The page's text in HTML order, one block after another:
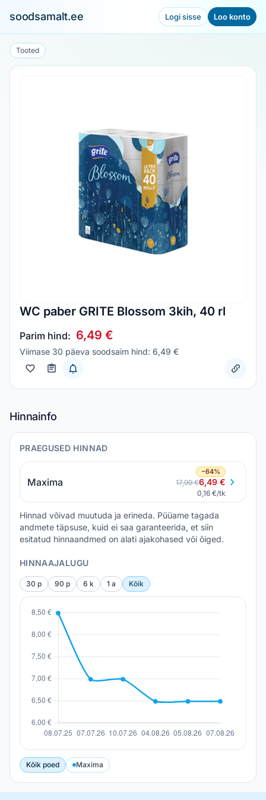
soodsamalt.ee Logi sisse Loo konto
Tooted
WC paber GRITE Blossom 3kih, 40 rl
Parim hind: 6,49 €
Viimase 30 päeva soodsaim hind: 6,49 €
Hinnainfo
PRAEGUSED HINNAD
Maxima
−64%
17,99 €6,49 €
0,16 €/tk
Hinnad võivad muutuda ja erineda. Püüame tagada
andmete täpsuse, kuid ei saa garanteerida, et siin
esitatud hinnaandmed on alati ajakohased või õiged.
HINNAAJALUGU
30 p 90 p 6 k 1 a Kõik
Kõik poed Maxima